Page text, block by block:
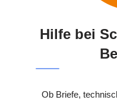
Hilfe bei
Ob Briefe,